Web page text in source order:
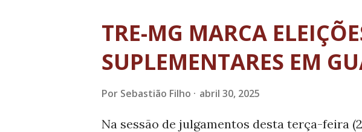
reforço nos recursos operacionais. A
6% no volume de veículos em comparação
maiores fluxos previstos para quarta-feira
domingo (4). A operação reforça o
inspeção, ambulâncias, guinchos leves e
TRE-MG MARCA
SUPLEMENTARES EM
Por Sebastião Filho abril 30, 2025
Na sessão de julgamentos desta terça-feira